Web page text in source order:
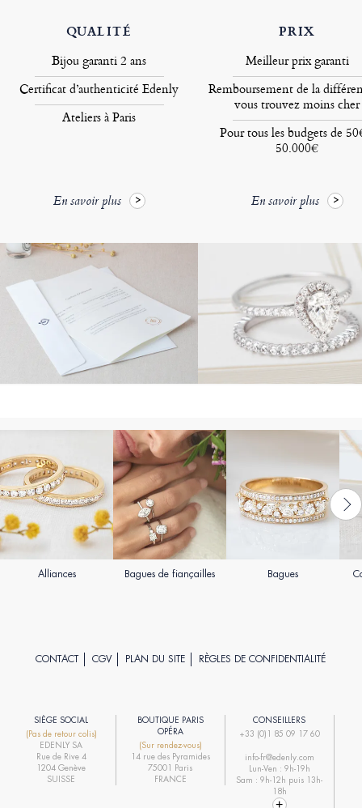
QUALITÉ
Bijou garanti 2 ans
Certificat d’authenticité Edenly
Ateliers à Paris
En savoir plus
PRIX
Meilleur prix garanti
Remboursement de la
vous trouvez moins cher
Pour tous les budgets de
50.000€
En savoir plus
Alliances Bagues de fiançailles Bagues
CONTACT CGV PLAN DU SITE RÈGLES DE CONFIDENTIALITÉ
SIÈGE SOCIAL
(Pas de retour colis)
EDENLY SA
Rue de Rive 4
1204 Genève
SUISSE
BOUTIQUE PARIS
OPÉRA
(Sur rendez-vous)
14 rue des Pyramides
75001 Paris
FRANCE
CONSEILLERS
+33 (0)1 85 09 17 60
info-fr@edenly.com
Lun-Ven : 9h-19h
Sam : 9h-12h puis 13h-
18h